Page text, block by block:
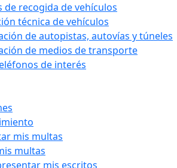
de recogida de vehículos
técnica de vehículos
de autopistas, autovías y túneles
de medios de transporte
de interés
mis multas
multas
mis escritos